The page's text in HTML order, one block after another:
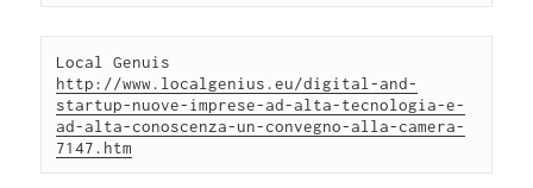
http://www.localgenius.eu/digital-and-
startup-nuove-imprese-ad-alta-tecnologia-e-
ad-alta-conoscenza-un-convegno-alla-camera-
7147.htm